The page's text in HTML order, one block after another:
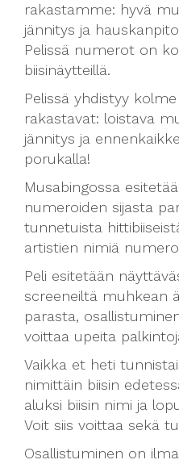
rakastamme: hyvä
jännitys ja
Pelissä numerot on
biisinäytteillä.
Pelissä yhdistyy
rakastavat: loistava
jännitys ja
porukalla!
Musabingossa
numeroiden sijasta
tunnetuista
artistien nimiä
Peli esitetään
screeneiltä muhkean
parasta,
voittaa upeita
Vaikka et heti
nimittäin biisin
aluksi biisin nimi ja
Voit siis voittaa sekä
Osallistuminen on